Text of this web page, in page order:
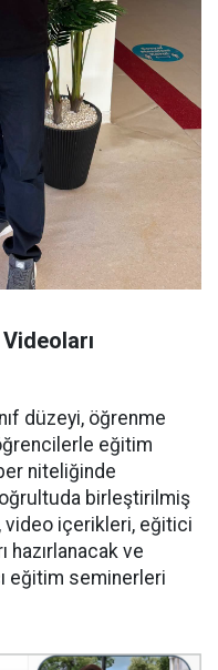
düzeyi, öğrenme
eğitim
niteliğinde
birleştirilmiş
video içerikleri, eğitici
hazırlanacak ve
eğitim seminerleri